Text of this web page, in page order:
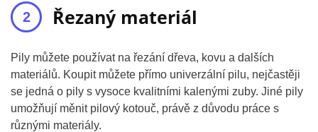
Řezaný materiál
Pily můžete používat na řezání dřeva, kovu a dalších
materiálů. Koupit můžete přímo univerzální pilu, nejčastěji
se jedná o pily s vysoce kvalitními kalenými zuby. Jiné pily
umožňují měnit pilový kotouč, právě z důvodu práce s
různými materiály.